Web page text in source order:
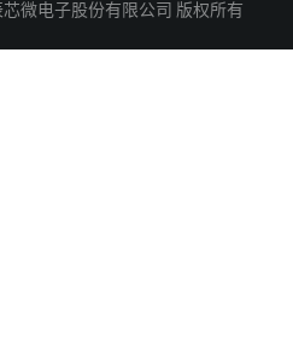
微电子股份有限公司 版权所有